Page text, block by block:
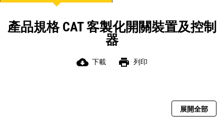
引擎控制模擬畫面提供下列儀表：RPM、直流電電池電
產品規格 CAT 客製化開關裝置及控制
器
cloud_download 下載 print 列印
展開全部